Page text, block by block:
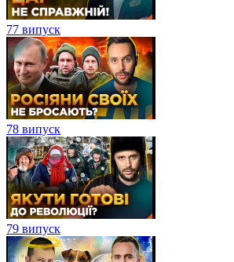
77 випуск
78 випуск
79 випуск